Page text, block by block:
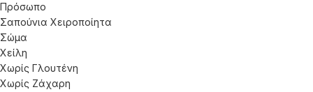
Πρόσωπο
Σαπούνια Χειροποίητα
Σώμα
Χείλη
Χωρίς Γλουτένη
Χωρίς Ζάχαρη